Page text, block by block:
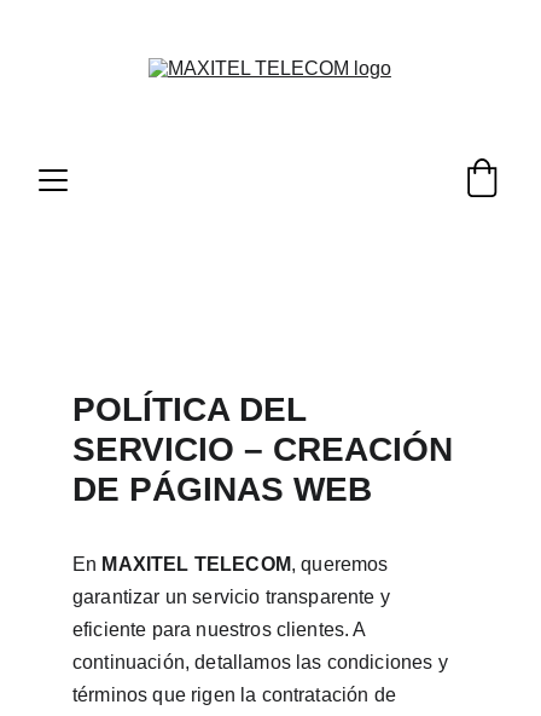
POLÍTICA DEL
SERVICIO – CREACIÓN
DE PÁGINAS WEB
En MAXITEL TELECOM, queremos
garantizar un servicio transparente y
eficiente para nuestros clientes. A
continuación, detallamos las condiciones y
términos que rigen la contratación de